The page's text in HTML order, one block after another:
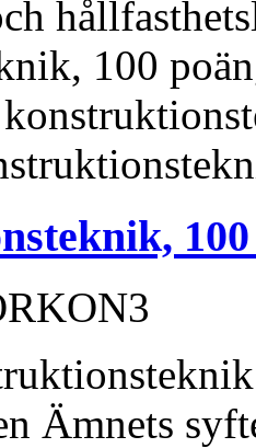
100
100
Ämnets